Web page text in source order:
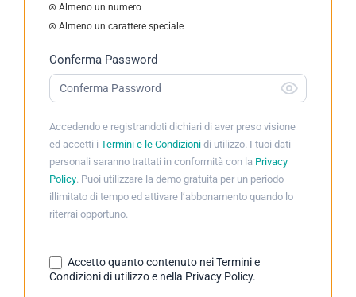
Almeno un numero
Almeno un carattere speciale
Conferma Password
Accedendo e registrandoti dichiari di aver preso visione
ed accetti i Termini e le Condizionidi utilizzo. I tuoi dati
personali saranno trattati in conformità con la Privacy
Policy. Puoi utilizzare la demo gratuita per un periodo
illimitato di tempo ed attivare l’abbonamento quando lo
riterrai opportuno.
Accetto quanto contenuto nei Termini e
Condizioni di utilizzo e nella Privacy Policy.